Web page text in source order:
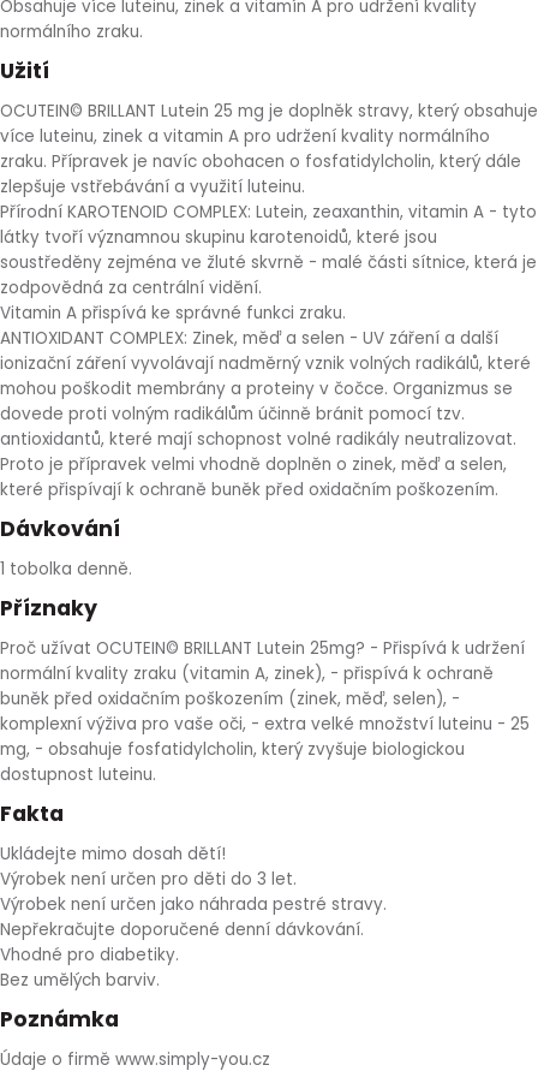
HLÍVA ÚSTŘIČNÁ
ŠÍPEK
ŽENŠEN
DETOXIKAČNÍ OČISTA ORGANISMU
ŠTÍTNÁ ŽLÁZA
KOENZYM Q10
SPECIÁLNÍ PÉČE O PLEŤ
AROMATERAPIE
PÉČE O POPRSÍ
OPALOVÁNÍ
Obsahuje více luteinu, zinek a vitamín A pro udržení kvality
normálního zraku.
Užití
OCUTEIN© BRILLANT Lutein 25 mg je doplněk stravy, který obsahuje
více luteinu, zinek a vitamin A pro udržení kvality normálního
zraku. Přípravek je navíc obohacen o fosfatidylcholin, který dále
zlepšuje vstřebávání a využití luteinu.
Přírodní KAROTENOID COMPLEX: Lutein, zeaxanthin, vitamin A - tyto
látky tvoří významnou skupinu karotenoidů, které jsou
soustředěny zejména ve žluté skvrně - malé části sítnice, která je
zodpovědná za centrální vidění.
Vitamin A přispívá ke správné funkci zraku.
ANTIOXIDANT COMPLEX: Zinek, měď a selen - UV záření a další
ionizační záření vyvolávají nadměrný vznik volných radikálů, které
mohou poškodit membrány a proteiny v čočce. Organizmus se
dovede proti volným radikálům účinně bránit pomocí tzv.
antioxidantů, které mají schopnost volné radikály neutralizovat.
Proto je přípravek velmi vhodně doplněn o zinek, měď a selen,
které přispívají k ochraně buněk před oxidačním poškozením.
Dávkování
1 tobolka denně.
Příznaky
Proč užívat OCUTEIN© BRILLANT Lutein 25mg? - Přispívá k udržení
normální kvality zraku (vitamin A, zinek), - přispívá k ochraně
buněk před oxidačním poškozením (zinek, měď, selen), -
komplexní výživa pro vaše oči, - extra velké množství luteinu - 25
mg, - obsahuje fosfatidylcholin, který zvyšuje biologickou
dostupnost luteinu.
Fakta
Ukládejte mimo dosah dětí!
Výrobek není určen pro děti do 3 let.
Výrobek není určen jako náhrada pestré stravy.
Nepřekračujte doporučené denní dávkování.
Vhodné pro diabetiky.
Bez umělých barviv.
Poznámka
Údaje o firmě www.simply-you.cz